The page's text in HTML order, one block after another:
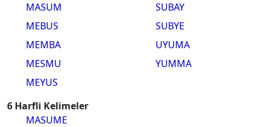
MASUM
MEBUS
MEMBA
MESMU
MEYUS
SUBAY
SUBYE
UYUMA
YUMMA
6 Harfli Kelimeler
MASUME